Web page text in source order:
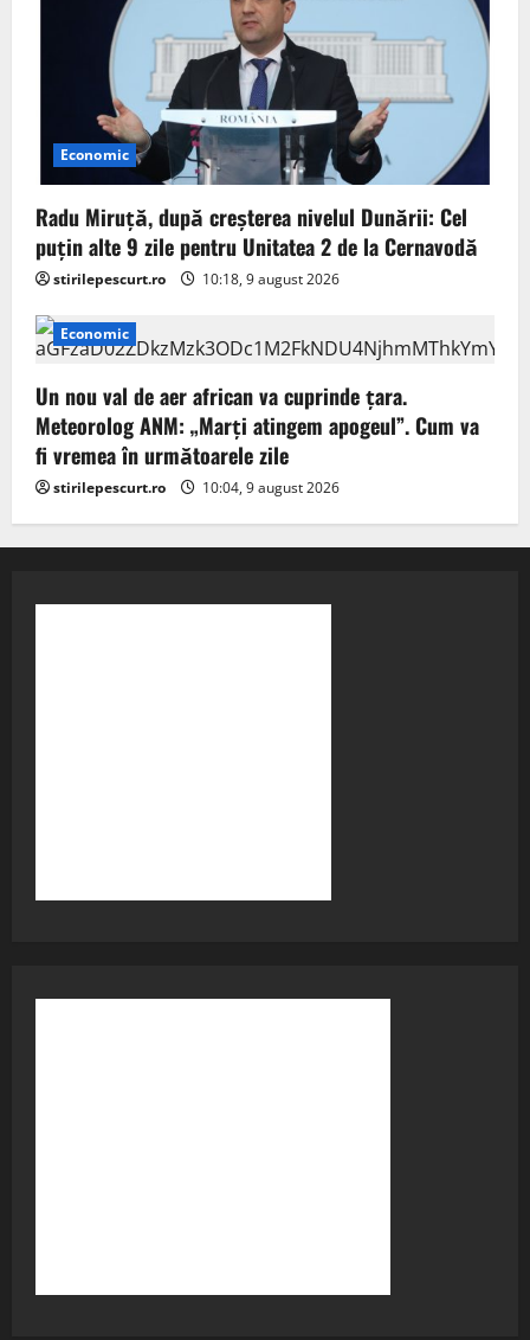
Economic
Radu Miruță, după creșterea nivelul Dunării: Cel
puțin alte 9 zile pentru Unitatea 2 de la Cernavodă
stirilepescurt.ro 10:18, 9 august 2026
Economic
Un nou val de aer african va cuprinde țara.
Meteorolog ANM: „Marți atingem apogeul”. Cum va
fi vremea în următoarele zile
stirilepescurt.ro 10:04, 9 august 2026